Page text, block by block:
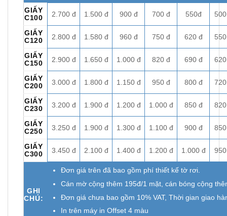
GHI
CHÚ:
Đơn giá trên đã bao gồm phí thiết kế tờ rơi.
Cán mờ cộng thêm 195đ/1 mặt, cán bóng cộng
Đơn giá chưa bao gồm 10% VAT, Thời gian giao
In trên máy in Offset 4 màu
GIẤY
C100
2.700 đ 1.500 đ 900 đ 700 đ 550đ
GIẤY
C120
2.800 đ 1.580 đ 960 đ 750 đ 620 đ
GIẤY
C150
2.900 đ 1.650 đ 1.000 đ 820 đ 690 đ
GIẤY
C200
3.000 đ 1.800 đ 1.150 đ 950 đ 800 đ
GIẤY
C230
3.200 đ 1.900 đ 1.200 đ 1.000 đ 850 đ
GIẤY
C250
3.250 đ 1.900 đ 1.300 đ 1.100 đ 900 đ
GIẤY
C300
3.450 đ 2.100 đ 1.400 đ 1.200 đ 1.000 đ